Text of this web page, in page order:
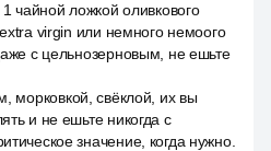
чайной ложкой оливкового
virgin или немного немоого
с цельнозерновым, не ешьте
морковкой, свёклой, их вы
и не ешьте никогда с
значение, когда нужно.